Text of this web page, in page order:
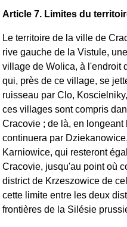
Article 7. Limites du
Le territoire de la ville de
rive gauche de la Vistule,
village de Wolica, à l'endroit
qui, près de ce village, se
ruisseau par Clo,
ces villages sont compris
Cracovie ; de là, en
continuera par
Karniowice, qui resteront
Cracovie, jusqu'au point où
district de Krzeszowice de
cette limite entre les deux
frontières de la Silésie